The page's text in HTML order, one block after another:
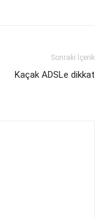
Sonraki İçerik
Kaçak ADSLe dikkat